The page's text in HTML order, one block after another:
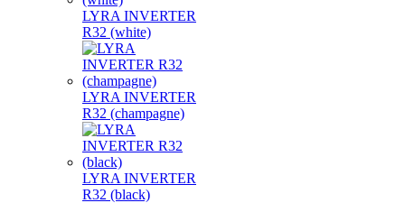
LYRA INVERTER
R32 (white)
LYRA INVERTER
R32 (champagne)
LYRA INVERTER
R32 (black)